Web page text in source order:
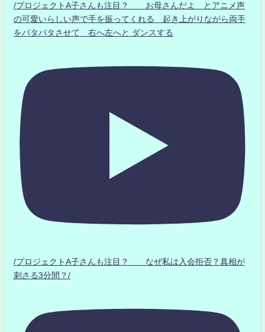
/プロジェクトA子さんも注目？ お母さんだよ とアニメ声
の可愛いらしい声で手を振ってくれる 起き上がりながら両手
をパタパタさせて 右へ左へと ダンスする
/プロジェクトA子さんも注目？ なぜ私は入会拒否？真相が
刺さる3分間？/